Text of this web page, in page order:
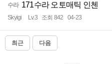
수라 171수라 오토매틱 인첸
Skyigi Lv.3 조회 842 04-23
최근 다음